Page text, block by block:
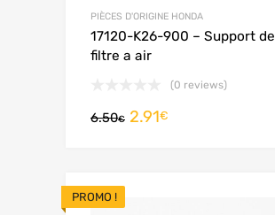
PIÈCES D'ORIGINE HONDA
17120-K26-900 – Support de
filtre a air
(0 reviews)
6.50€ 2.91€
PROMO !